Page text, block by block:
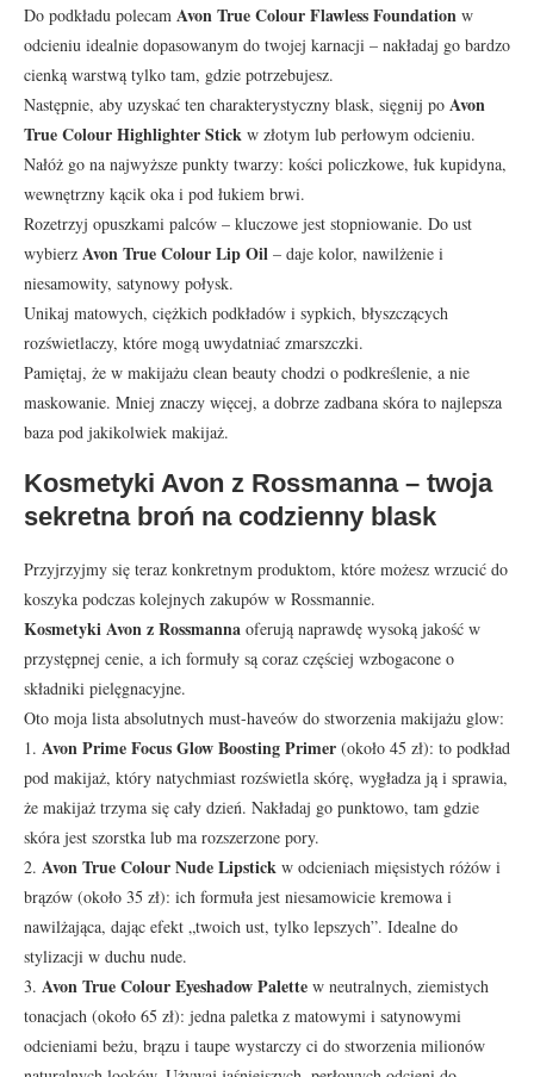
Do podkładu polecam Avon True Colour Flawless Foundation w
odcieniu idealnie dopasowanym do twojej karnacji – nakładaj go bardzo
cienką warstwą tylko tam, gdzie potrzebujesz.
Następnie, aby uzyskać ten charakterystyczny blask, sięgnij po Avon
True Colour Highlighter Stick w złotym lub perłowym odcieniu.
Nałóż go na najwyższe punkty twarzy: kości policzkowe, łuk kupidyna,
wewnętrzny kącik oka i pod łukiem brwi.
Rozetrzyj opuszkami palców – kluczowe jest stopniowanie. Do ust
wybierz Avon True Colour Lip Oil – daje kolor, nawilżenie i
niesamowity, satynowy połysk.
Unikaj matowych, ciężkich podkładów i sypkich, błyszczących
rozświetlaczy, które mogą uwydatniać zmarszczki.
Pamiętaj, że w makijażu clean beauty chodzi o podkreślenie, a nie
maskowanie. Mniej znaczy więcej, a dobrze zadbana skóra to najlepsza
baza pod jakikolwiek makijaż.
Kosmetyki Avon z Rossmanna – twoja
sekretna broń na codzienny blask
Przyjrzyjmy się teraz konkretnym produktom, które możesz wrzucić do
koszyka podczas kolejnych zakupów w Rossmannie.
Kosmetyki Avon z Rossmanna oferują naprawdę wysoką jakość w
przystępnej cenie, a ich formuły są coraz częściej wzbogacone o
składniki pielęgnacyjne.
Oto moja lista absolutnych must-haveów do stworzenia makijażu glow:
1. Avon Prime Focus Glow Boosting Primer (około 45 zł): to podkład
pod makijaż, który natychmiast rozświetla skórę, wygładza ją i sprawia,
że makijaż trzyma się cały dzień. Nakładaj go punktowo, tam gdzie
skóra jest szorstka lub ma rozszerzone pory.
2. Avon True Colour Nude Lipstick w odcieniach mięsistych różów i
brązów (około 35 zł): ich formuła jest niesamowicie kremowa i
nawilżająca, dając efekt „twoich ust, tylko lepszych”. Idealne do
stylizacji w duchu nude.
3. Avon True Colour Eyeshadow Palette w neutralnych, ziemistych
tonacjach (około 65 zł): jedna paletka z matowymi i satynowymi
odcieniami beżu, brązu i taupe wystarczy ci do stworzenia milionów